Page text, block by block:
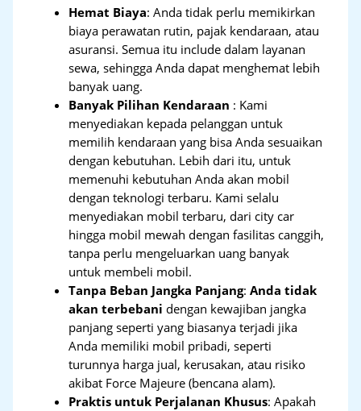
Hemat Biaya: Anda tidak perlu memikirkan
biaya perawatan rutin, pajak kendaraan, atau
asuransi. Semua itu include dalam layanan
sewa, sehingga Anda dapat menghemat lebih
banyak uang.
Banyak Pilihan Kendaraan : Kami
menyediakan kepada pelanggan untuk
memilih kendaraan yang bisa Anda sesuaikan
dengan kebutuhan. Lebih dari itu, untuk
memenuhi kebutuhan Anda akan mobil
dengan teknologi terbaru. Kami selalu
menyediakan mobil terbaru, dari city car
hingga mobil mewah dengan fasilitas canggih,
tanpa perlu mengeluarkan uang banyak
untuk membeli mobil.
Tanpa Beban Jangka Panjang:Anda tidak
akan terbebani dengan kewajiban jangka
panjang seperti yang biasanya terjadi jika
Anda memiliki mobil pribadi, seperti
turunnya harga jual, kerusakan, atau risiko
akibat Force Majeure (bencana alam).
Praktis untuk Perjalanan Khusus: Apakah